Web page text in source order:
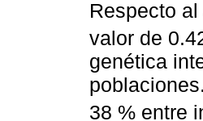
Respecto
valor de
genética
38 % entre